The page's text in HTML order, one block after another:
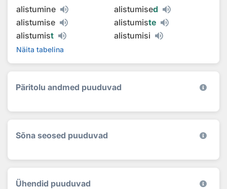
alistumine alistumised
alistumise
alistumiste
alistumist alistumisi
Näita tabelina
Päritolu andmed puuduvad
Sõna seosed puuduvad
Ühendid puuduvad